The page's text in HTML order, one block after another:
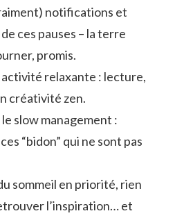
notifications et
ces pauses – la terre
promis.
relaxante : lecture,
créativité zen.
slow management :
“bidon” qui ne sont pas
sommeil en priorité, rien
l’inspiration… et